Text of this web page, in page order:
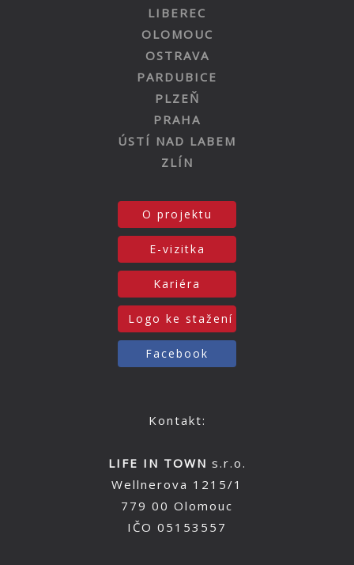
LIBEREC
OLOMOUC
OSTRAVA
PARDUBICE
PLZEŇ
PRAHA
ÚSTÍ NAD LABEM
ZLÍN
O projektu
E-vizitka
Kariéra
Logo ke stažení
Facebook
Kontakt:
LIFE IN TOWN s.r.o.
Wellnerova 1215/1
779 00 Olomouc
IČO 05153557